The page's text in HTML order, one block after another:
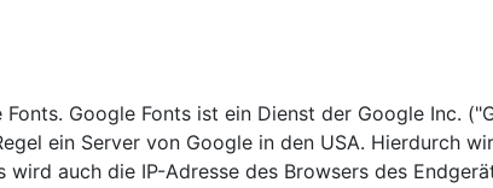
Google Fonts ist ein Dienst der Google Inc.
ein Server von Google in den USA. Hierdurch
auch die IP-Adresse des Browsers des